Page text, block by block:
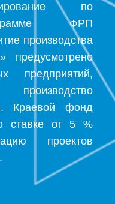
по
ФРП
производства
» предусмотрено
предприятий,
Краевой фонд
ставке от 5 %
проектов